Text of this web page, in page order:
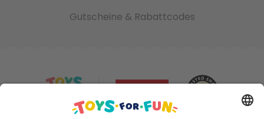
Gutscheine & Rabattcodes